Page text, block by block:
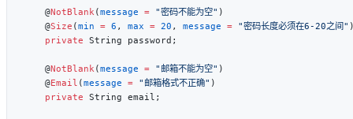
    @
NotBlank (message = "密码不能为空"
    @
Size (min = 6 , max = 20 , message = "密码长度必须在6-20之间"
    private
    @
NotBlank (message = "邮箱不能为空"
    @
Email (message = "邮箱格式不正确"
    private